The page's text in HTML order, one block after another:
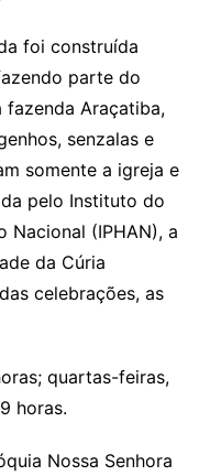
foi construída
parte do
Araçatiba,
senzalas e
somente a igreja e
pelo Instituto do
(IPHAN), a
da Cúria
celebrações, as
quartas-feiras,
horas.
Nossa Senhora